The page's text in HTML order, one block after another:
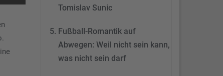
Usercentrics Consent
&eRecht24
Tomislav Sunic
Fußball-Romantik auf
Abwegen: Weil nicht sein kann,
was nicht sein darf